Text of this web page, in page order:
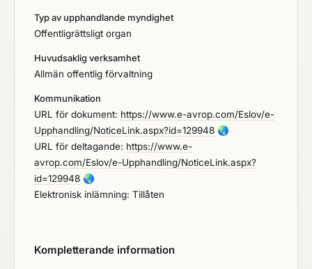
Typ av upphandlande myndighet
Offentligrättsligt organ
Huvudsaklig verksamhet
Allmän offentlig förvaltning
Kommunikation
URL för dokument: https://www.e-avrop.com/Eslov/e-
Upphandling/NoticeLink.aspx?id=129948 🌏
URL för deltagande: https://www.e-
avrop.com/Eslov/e-Upphandling/NoticeLink.aspx?
id=129948 🌏
Elektronisk inlämning: Tillåten
Kompletterande information